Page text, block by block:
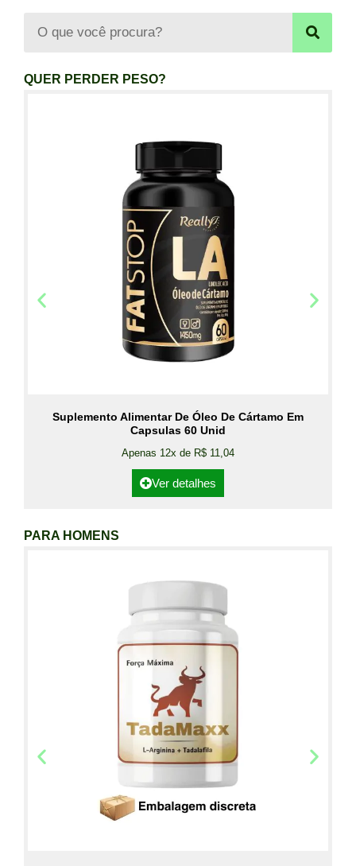
QUER PERDER PESO?
Suplemento Alimentar De Óleo De Cártamo Em
Capsulas 60 Unid
Apenas 12x de R$ 11,04
Ver detalhes
PARA HOMENS